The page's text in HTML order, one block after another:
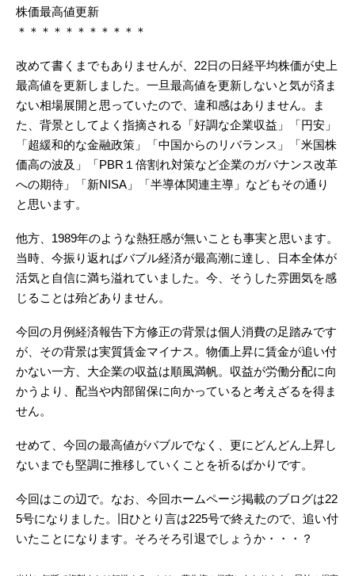
株価最高値更新
＊＊＊＊＊＊＊＊＊＊＊
改めて書くまでもありませんが、22日の日経平均株価が史上
最高値を更新しました。一旦最高値を更新しないと気が済ま
ない相場展開と思っていたので、違和感はありません。ま
た、背景としてよく指摘される「好調な企業収益」「円安」
「超緩和的な金融政策」「中国からのリバランス」「米国株
価高の波及」「PBR１倍割れ対策など企業のガバナンス改革
への期待」「新NISA」「半導体関連主導」などもその通り
と思います。
他方、1989年のような熱狂感が無いことも事実と思います。
当時、今振り返ればバブル経済が最高潮に達し、日本全体が
活気と自信に満ち溢れていました。今、そうした雰囲気を感
じることは殆どありません。
今回の月例経済報告下方修正の背景は個人消費の足踏みです
が、その背景は実質賃金マイナス。物価上昇に賃金が追い付
かない一方、大企業の収益は順風満帆。収益が労働分配に向
かうより、配当や内部留保に向かっていると考えざるを得ま
せん。
せめて、今回の最高値がバブルでなく、更にどんどん上昇し
ないまでも堅調に推移していくことを祈るばかりです。
今回はこの辺で。なお、今回ホームページ掲載のブログは22
5号になりました。旧ひとり言は225号で終えたので、追い付
いたことになります。そろそろ引退でしょうか・・・？